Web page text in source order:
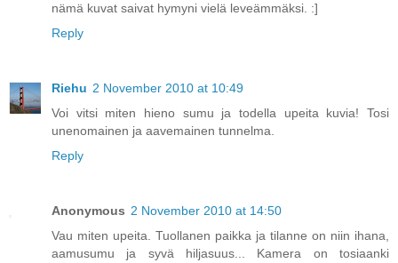
nämä kuvat saivat hymyni vielä leveämmäksi. :]
Reply
Riehu 2 November 2010 at 10:49
Voi vitsi miten hieno sumu ja todella upeita kuvia! Tosi
unenomainen ja aavemainen tunnelma.
Reply
Anonymous 2 November 2010 at 14:50
Vau miten upeita. Tuollanen paikka ja tilanne on niin ihana,
aamusumu ja syvä hiljasuus... Kamera on tosiaanki